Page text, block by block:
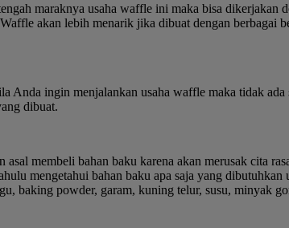
maraknya usaha waffle ini maka bisa dikerjakan
akan lebih menarik jika dibuat dengan berbagai
Anda ingin menjalankan usaha waffle maka tidak
dibuat.
membeli bahan baku karena akan merusak cita
mengetahui bahan baku apa saja yang dibutuhkan
baking powder, garam, kuning telur, susu, minyak